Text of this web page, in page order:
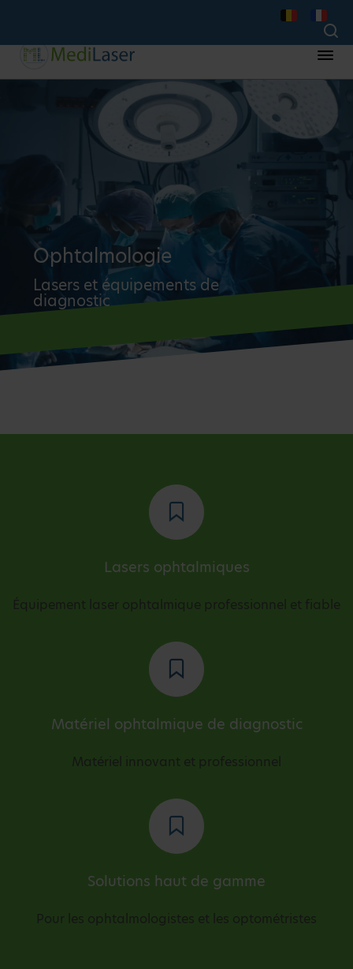
Ophtalmologie
Lasers et équipements de
diagnostic
Lasers ophtalmiques
Équipement laser ophtalmique professionnel et fiable
Matériel ophtalmique de diagnostic
Matériel innovant et professionnel
Solutions haut de gamme
Pour les ophtalmologistes et les optométristes